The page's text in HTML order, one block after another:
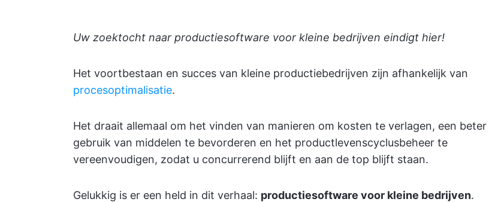
Uw zoektocht naar productiesoftware voor kleine bedrijven eindigt hier!
Het voortbestaan en succes van kleine productiebedrijven zijn afhankelijk van
procesoptimalisatie.
Het draait allemaal om het vinden van manieren om kosten te verlagen, een beter
gebruik van middelen te bevorderen en het productlevenscyclusbeheer te
vereenvoudigen, zodat u concurrerend blijft en aan de top blijft staan.
Gelukkig is er een held in dit verhaal: productiesoftware voor kleine bedrijven.